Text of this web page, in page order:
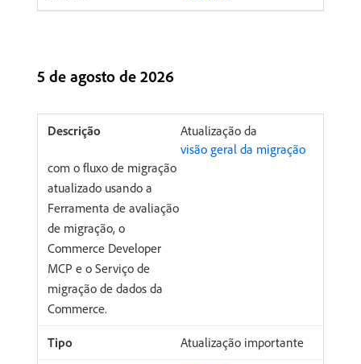
5 de agosto de 2026
Atualização da
visão geral da migração
com o fluxo de migração
atualizado usando a
Ferramenta de avaliação
de migração, o
Commerce Developer
MCP e o Serviço de
migração de dados da
Commerce.
Atualização importante